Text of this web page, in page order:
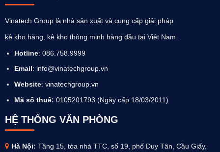
Vinatech Group là nhà sản xuất và cung cấp giải pháp
kệ kho hàng, kệ kho thông minh hàng đầu tại Việt Nam.
Hotline: 086.758.9999
Email: info@vinatechgroup.vn
Website: vinatechgroup.vn
Mã số thuế: 0105201793 (Ngày cấp 18/03/2011)
HỆ THỐNG VĂN PHÒNG
Hà Nội: Tầng 15, tòa nhà TTC, số 19, phố Duy Tân, Cầu Giấy,